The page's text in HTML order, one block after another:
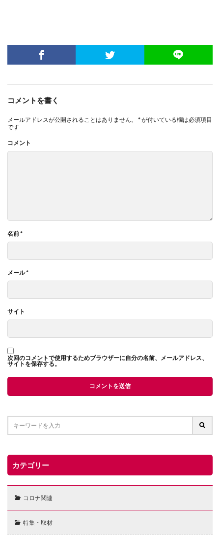
コメントを書く
メールアドレスが公開されることはありません。 *が付いている欄は必須項目
です
コメント
名前*
メール*
サイト
次回のコメントで使用するためブラウザーに自分の名前、メールアドレス、
サイトを保存する。
カテゴリー
コロナ関連
特集・取材